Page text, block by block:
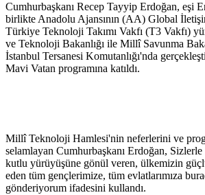
Cumhurbaşkanı Recep Tayyip Erdoğan, eşi
birlikte Anadolu Ajansının (AA) Global
Türkiye Teknoloji Takımı Vakfı (T3 Vakfı)
ve Teknoloji Bakanlığı ile Millî Savunma
İstanbul Tersanesi Komutanlığı'nda
Mavi Vatan programına katıldı.
Millî Teknoloji Hamlesi'nin neferlerini ve
selamlayan Cumhurbaşkanı Erdoğan,
kutlu yürüyüşüne gönül veren, ülkemizin
eden tüm gençlerimize, tüm evlatlarımıza
gönderiyorum ifadesini kullandı.